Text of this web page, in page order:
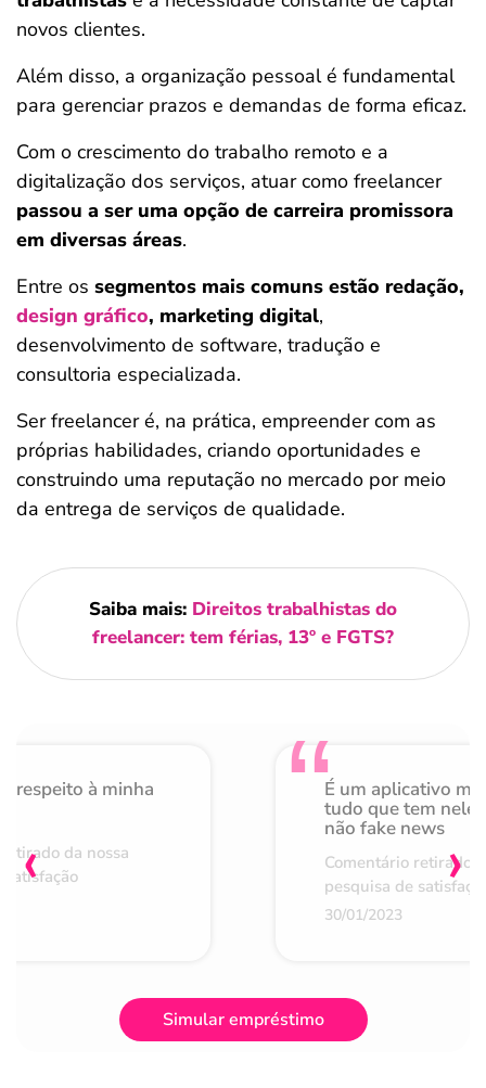
novos clientes.
Além disso, a organização pessoal é fundamental
para gerenciar prazos e demandas de forma eficaz.
Com o crescimento do trabalho remoto e a
digitalização dos serviços, atuar como freelancer
passou a ser uma opção de carreira promissora
em diversas áreas.
Entre os segmentos mais comuns estão redação,
design gráfico, marketing digital,
desenvolvimento de software, tradução e
consultoria especializada.
Ser freelancer é, na prática, empreender com as
próprias habilidades, criando oportunidades e
construindo uma reputação no mercado por meio
da entrega de serviços de qualidade.
Saiba mais: Direitos trabalhistas do
freelancer: tem férias, 13º e FGTS?
respeito à minha
da nossa
É um aplicativo
tudo que tem nele
não fake news
Comentário retirado
pesquisa de
30/01/2023
‹ ›
Simular empréstimo